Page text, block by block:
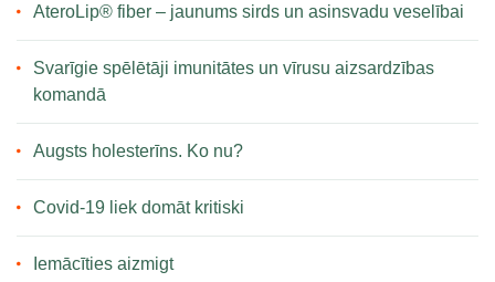
AteroLip® fiber – jaunums sirds un asinsvadu veselībai
Svarīgie spēlētāji imunitātes un vīrusu aizsardzības
komandā
Augsts holesterīns. Ko nu?
Covid-19 liek domāt kritiski
Iemācīties aizmigt